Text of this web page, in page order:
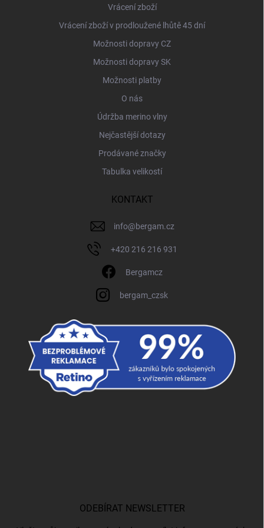
Vrácení zboží
Vrácení zboží v prodloužené lhůtě 45 dní
Možnosti dopravy CZ
Možnosti dopravy SK
Možnosti platby
O nás
Údržba merino vlny
Nejčastější dotazy
Prodávané značky
Tabulka velikostí
KONTAKT
info@bergam.cz
+420 216 216 931
Bergamcz
bergam_czsk
ODEBÍRAT NEWSLETTER